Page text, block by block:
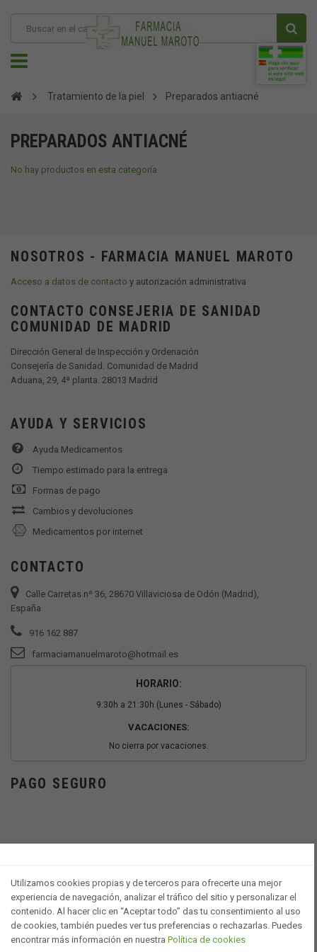
Tratamiento de la piel Preparados antiacné
PREPARADOS ANTIACNÉ
No hay productos en esta categoría
NOSOTROS - FARMACIA MANUEL MAROTO
Acceso a datos de contacto y autorización administrativa
CONTACTO CONSEJERIA DE SANIDAD
COMUNIDAD DE MADRID
Dirección General de Inspección y Ordenación
Consejería de Sanidad. Comunidad de Madrid
Aduana, 29, 4ª planta. 28013 Madrid
AYUDA Y SERVICIOS
Ayuda Medicamentos
Tiempo estimado para la entrega
Formas de pago
Cambios y devoluciones
Medicamentos por internet
CONTACTO
Calle Carretas nº 36, 28670 Villaviciosa de Odón (Madrid),
España
916 162 887
farmaciamanuelmaroto@hotmail.es
HORARIO:
9:30h a 21:30h (Lunes - Sábado)
VACACIONES:
No cierra por vacaciones.
PAGO SEGURO
Utilizamos cookies propias y de terceros para ofrecerte una mejor
experiencia de navegación, analizar el tráfico del sitio y personalizar el
contenido. Al hacer clic en “Aceptar todo” das tu consentimiento al uso
de cookies, también puedes ver tus preferencias o rechazarlas. Puedes
encontrar más información en nuestra Política de cookies